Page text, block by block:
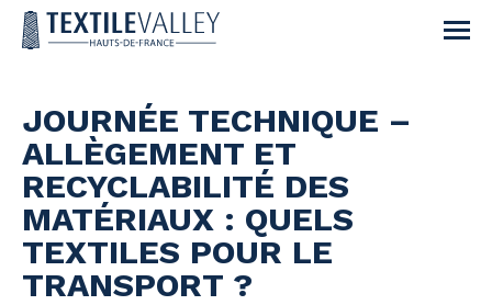
JOURNÉE TECHNIQUE –
ALLÈGEMENT ET
RECYCLABILITÉ DES
MATÉRIAUX : QUELS
TEXTILES POUR LE
TRANSPORT ?